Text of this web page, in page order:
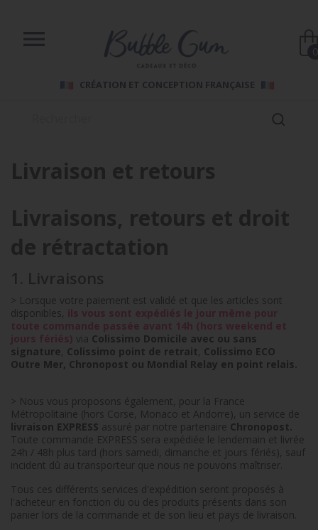
 0
CRÉATION ET CONCEPTION FRANÇAISE
> Lorsque votre paiement est validé et que les articles sont
disponibles, ils vous sont expédiés le jour même pour
toute commande passée avant 14h (hors weekend et
jours fériés) via Colissimo Domicile avec ou sans
signature, Colissimo point de retrait, Colissimo ECO
Outre Mer, Chronopost ou Mondial Relay en point relais.
> Nous vous proposons également, pour la France
Métropolitaine (hors Corse, Monaco et Andorre), un service de
livraison EXPRESS assuré par notre partenaire Chronopost.
Toute commande EXPRESS sera expédiée le lendemain et livrée
24h / 48h plus tard (hors samedi, dimanche et jours fériés), sauf
incident dû au transporteur que nous ne pouvons maîtriser.
Tous ces différents services d'expédition seront proposés à
l'acheteur en fonction du ou des produits présents dans son
panier lors de la commande et de son lieu et pays de livraison.